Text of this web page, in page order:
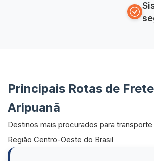
Principais Rotas de
Aripuanã
Destinos mais procurados para
Região Centro-Oeste do Brasil